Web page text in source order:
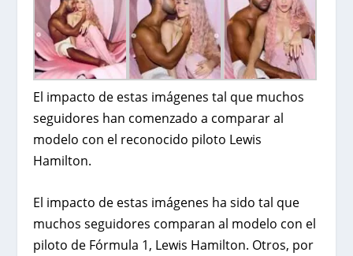
El impacto de estas imágenes tal que muchos
seguidores han comenzado a comparar al
modelo con el reconocido piloto Lewis
Hamilton.
El impacto de estas imágenes ha sido tal que
muchos seguidores comparan al modelo con el
piloto de Fórmula 1, Lewis Hamilton. Otros, por